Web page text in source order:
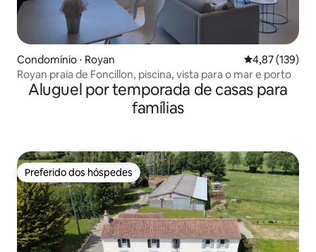
Condomínio ⋅ Royan 4,87 de uma
4,87 (139)
Royan praia de Foncillon, piscina, vista para o mar e porto
Aluguel por temporada de casas para
famílias
Preferido dos hóspedes
Preferido dos hóspedes